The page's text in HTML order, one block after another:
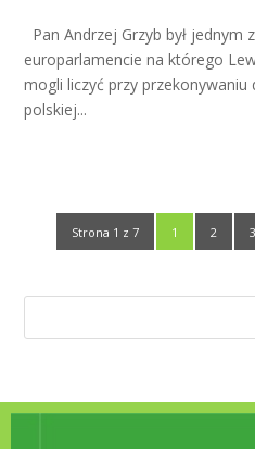
Pan Andrzej Grzyb był jednym
europarlamencie na którego
mogli liczyć przy
polskiej...
Strona 1 z 7 1 2 3